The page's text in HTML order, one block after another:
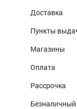
Доставка
Пункты
Магазины
Оплата
Рассрочка
Безналичный